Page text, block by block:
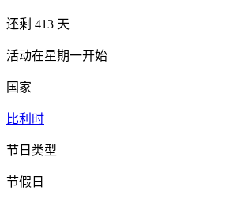
还剩 413 天
活动在星期一开始
国家
比利时
节日类型
节假日